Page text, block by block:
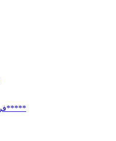
*****فروش ویــــــــــــژه*****